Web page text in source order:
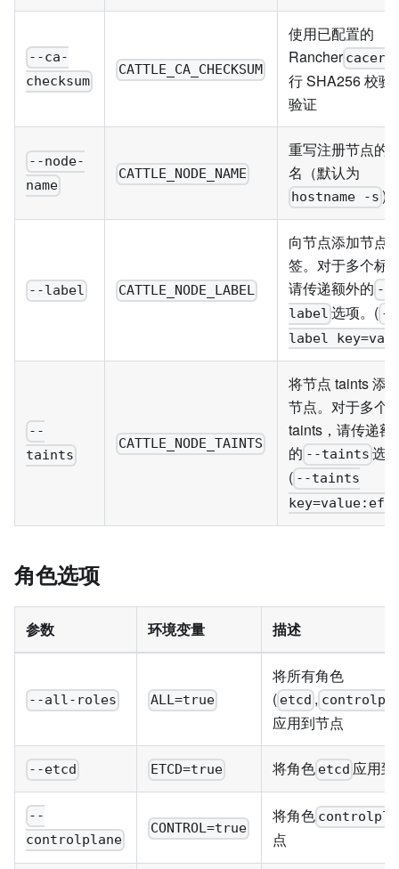
--ca-
checksum
CATTLE_CA_CHECKSUM
使用已配置的
Rancher
行 SHA256 校验
验证
--node-
name
CATTLE_NODE_NAME
重写注册节点的
名（默认为
hostname -s )
--label CATTLE_NODE_LABEL
向节点添加节点
签。对于多个标
请传递额外的 --
label 选项。( --
label
--
taints
CATTLE_NODE_TAINTS
将节点 taints 添
节点。对于多个
taints，请传递额
的 --taints 选
( --taints
角色选项
参数 环境变量 描述
--all-roles ALL=true
将所有角色
( etcd ,
应用到节点
--etcd ETCD=true 将角色 etcd 应用
--
controlplane
CONTROL=true
将角色
点